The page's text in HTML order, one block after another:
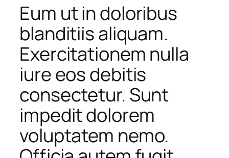
Eum ut in doloribus
blanditiis aliquam.
Exercitationem nulla
iure eos debitis
consectetur. Sunt
impedit dolorem
voluptatem nemo.